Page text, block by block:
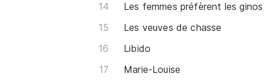
Les femmes préfèrent les ginos
Les veuves de chasse
Libido
Marie-Louise